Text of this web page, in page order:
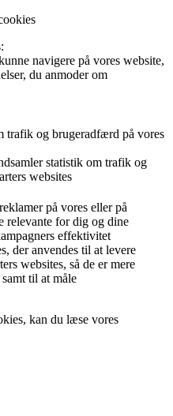
navigere på vores website,
du anmoder om
trafik og brugeradfærd på vores
statistik om trafik og
websites
på vores eller på
relevante for dig og dine
effektivitet
der anvendes til at levere
websites, så de er mere
til at måle
kan du læse vores